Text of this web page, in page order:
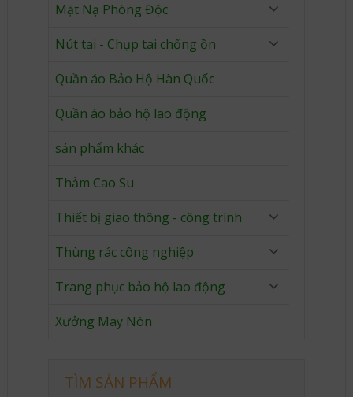
Mặt Nạ Phòng Độc
Nút tai - Chụp tai chống ồn
Quần áo Bảo Hộ Hàn Quốc
Quần áo bảo hộ lao động
sản phẩm khác
Thảm Cao Su
Thiết bị giao thông - công trình
Thùng rác công nghiệp
Trang phục bảo hộ lao động
Xưởng May Nón
TÌM SẢN PHẨM